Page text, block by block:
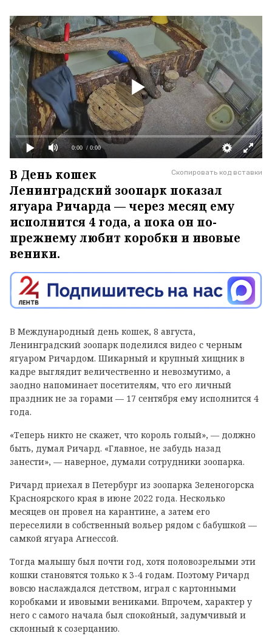
0:00 / 0:00
Скопировать код вставки
В День кошек
Ленинградский зоопарк показал
ягуара Ричарда — через месяц ему
исполнится 4 года, а пока он по-
прежнему любит коробки и ивовые
веники.
В Международный день кошек, 8 августа,
Ленинградский зоопарк поделился видео с черным
ягуаром Ричардом. Шикарный и крупный хищник в
кадре выглядит величественно и невозмутимо, а
заодно напоминает посетителям, что его личный
праздник не за горами — 17 сентября ему исполнится 4
года.
«Теперь никто не скажет, что король голый», — должно
быть, думал Ричард. «Главное, не забудь назад
занести», — наверное, думали сотрудники зоопарка.
Ричард приехал в Петербург из зоопарка Зеленогорска
Красноярского края в июне 2022 года. Несколько
месяцев он провел на карантине, а затем его
переселили в собственный вольер рядом с бабушкой —
самкой ягуара Агнессой.
Тогда малышу был почти год, хотя половозрелыми эти
кошки становятся только к 3-4 годам. Поэтому Ричард
вовсю наслаждался детством, играл с картонными
коробками и ивовыми вениками. Впрочем, характер у
него с самого начала был спокойный, задумчивый и
склонный к созерцанию.